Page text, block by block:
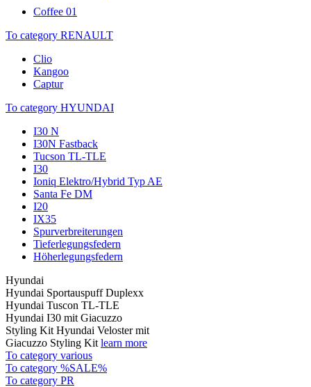
Coffee 01
To category RENAULT
Clio
Kangoo
Captur
To category HYUNDAI
I30 N
I30N Fastback
Tucson TL-TLE
I30
Ioniq Elektro/Hybrid Typ AE
Santa Fe DM
I20
IX35
Spurverbreiterungen
Tieferlegungsfedern
Höherlegungsfedern
Hyundai
Hyundai Sportauspuff Duplexx
Hyundai Tuscon TL-TLE
Hyundai I30 mit Giacuzzo
Styling Kit Hyundai Veloster mit
Giacuzzo Styling Kit learn more
To category various
To category %SALE%
To category PR